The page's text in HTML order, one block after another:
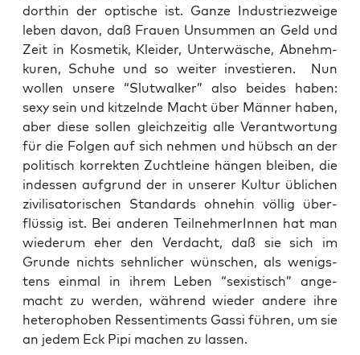
dort­hin der opti­sche ist. Gan­ze Indus­trie­zwei­ge
leben davon, daß Frau­en Unsum­men an Geld und
Zeit in Kos­me­tik, Klei­der, Unter­wä­sche, Abnehm­
ku­ren, Schu­he und so wei­ter inves­tie­ren. Nun
wol­len unse­re “Slut­wal­ker” also bei­des haben:
sexy sein und kit­zeln­de Macht über Män­ner haben,
aber die­se sol­len gleich­zei­tig alle Ver­ant­wor­tung
für die Fol­gen auf sich neh­men und hübsch an der
poli­tisch kor­rek­ten Zucht­lei­ne hän­gen blei­ben, die
indes­sen auf­grund der in unse­rer Kul­tur übli­chen
zivi­li­sa­to­ri­schen Stan­dards ohne­hin völ­lig über­
flüs­sig ist. Bei ande­ren Teil­neh­me­rIn­nen hat man
wie­der­um eher den Ver­dacht, daß sie sich im
Grun­de nichts sehn­li­cher wün­schen, als wenigs­
tens ein­mal in ihrem Leben “sexis­tisch” ange­
macht zu wer­den, wäh­rend wie­der ande­re ihre
hete­ro­pho­ben Res­sen­ti­ments Gas­si füh­ren, um sie
an jedem Eck Pipi machen zu lassen.